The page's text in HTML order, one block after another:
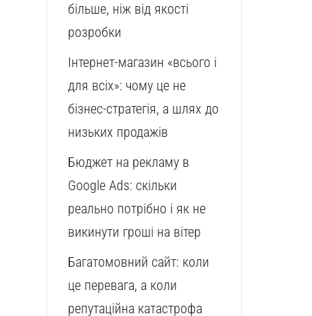
більше, ніж від якості
розробки
Інтернет-магазин «всього і
для всіх»: чому це не
бізнес-стратегія, а шлях до
низьких продажів
Бюджет на рекламу в
Google Ads: скільки
реально потрібно і як не
викинути гроші на вітер
Багатомовний сайт: коли
це перевага, а коли
репутаційна катастрофа